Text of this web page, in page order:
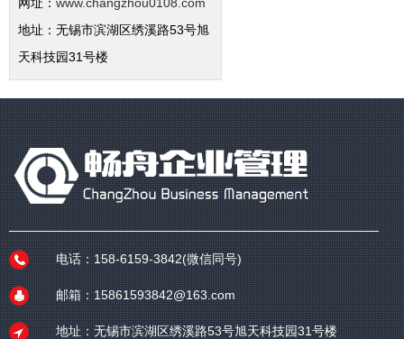
地址：无锡市滨湖区绣溪路53号旭
天科技园31号楼
电话：158-6159-3842(微信同号)
邮箱：15861593842@163.com
地址：无锡市滨湖区绣溪路53号旭天科技园31号楼